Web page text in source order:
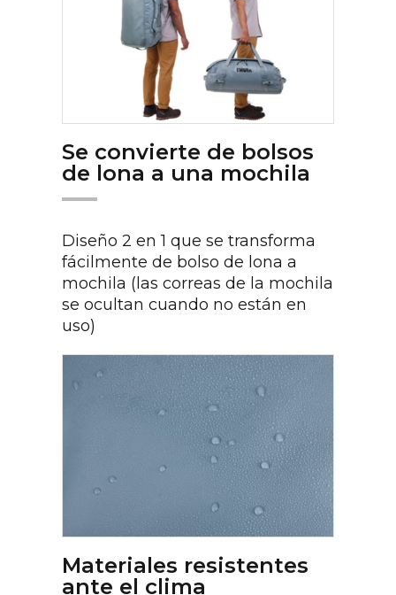
Se convierte de bolsos
de lona a una mochila
Diseño 2 en 1 que se transforma
fácilmente de bolso de lona a
mochila (las correas de la mochila
se ocultan cuando no están en
uso)
Materiales resistentes
ante el clima